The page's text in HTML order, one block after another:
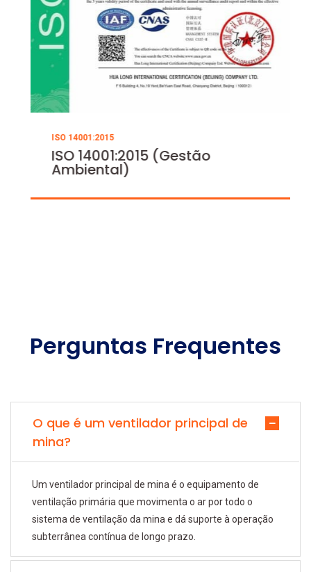
ISO 14001:2015
ISO 14001:2015 (Gestão
Ambiental)
Perguntas Frequentes
O que é um ventilador principal de
mina?
Um ventilador principal de mina é o equipamento de
ventilação primária que movimenta o ar por todo o
sistema de ventilação da mina e dá suporte à operação
subterrânea contínua de longo prazo.